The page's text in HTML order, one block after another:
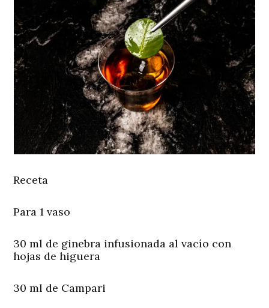
Receta
Para 1 vaso
30 ml de ginebra infusionada al vacío con
hojas de higuera
30 ml de Campari